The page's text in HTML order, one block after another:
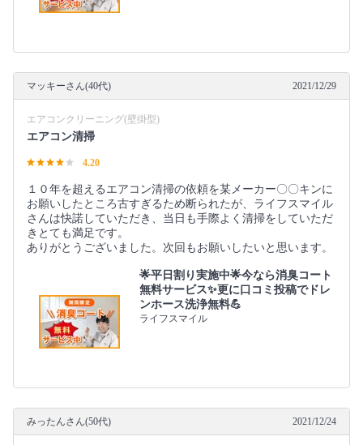
マッキーさん(40代) 2021/12/29
エアコンクリーニング(壁掛型)
エアコン清掃
4.20
１０年を超えるエアコン清掃の依頼を某メーカー〇〇キンに
お願いしたところ古すぎるため断られたが、ライフスマイル
さんは快諾していただき、当日も手際よく清掃をしていただ
きとても満足です。
ありがとうございました。次回もお願いしたいと思います。
🌟平日割り実施中🌟今なら消臭コート
無料サービス✨更に口コミ投稿でドレ
ンホース洗浄無料💪
ライフスマイル
みったんさん(50代) 2021/12/24